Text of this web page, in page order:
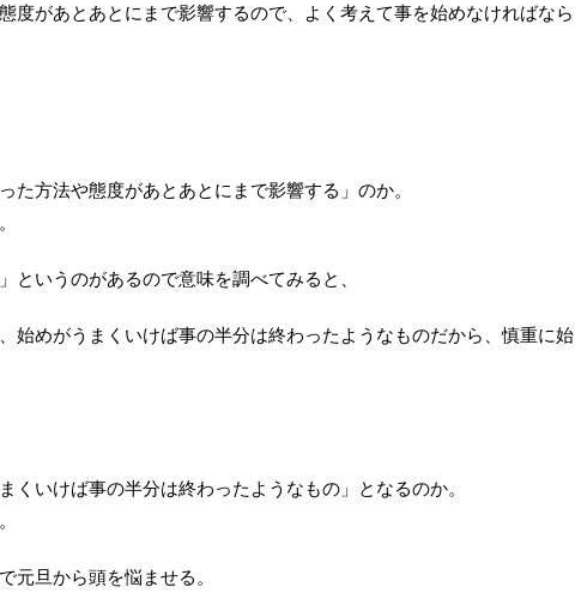
度があとあとにまで影響するので、よく考えて事を始めなければなら
た方法や態度があとあとにまで影響する」のか。
というのがあるので意味を調べてみると、
始めがうまくいけば事の半分は終わったようなものだから、慎重に始
くいけば事の半分は終わったようなもの」となるのか。
元旦から頭を悩ませる。